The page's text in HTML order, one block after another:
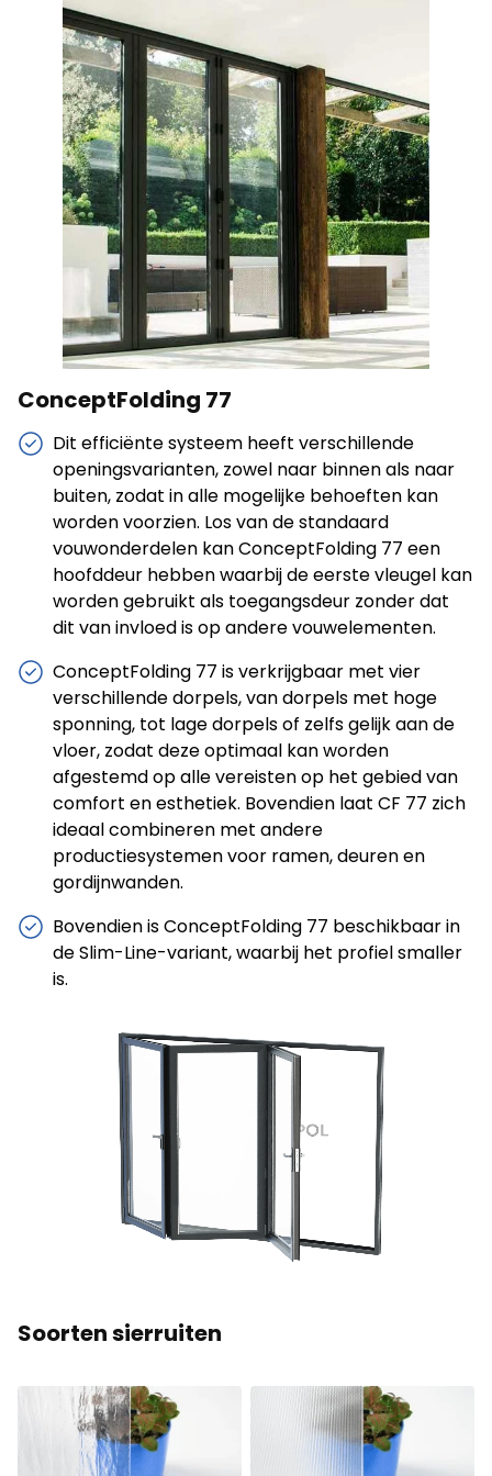
Statistieken
Statistische cookies helpen website-eigenaren te
begrijpen hoe verschillende gebruikers zich op de site
gedragen door anonieme informatie te verzamelen en
te rapporteren.
Alles weigeren
Mijn voorkeuren opslaan
Alles accepteren
ConceptFolding 77
Dit efficiënte systeem heeft verschillende
openingsvarianten, zowel naar binnen als naar
buiten, zodat in alle mogelijke behoeften kan
worden voorzien. Los van de standaard
vouwonderdelen kan ConceptFolding 77 een
hoofddeur hebben waarbij de eerste vleugel kan
worden gebruikt als toegangsdeur zonder dat
dit van invloed is op andere vouwelementen.
ConceptFolding 77 is verkrijgbaar met vier
verschillende dorpels, van dorpels met hoge
sponning, tot lage dorpels of zelfs gelijk aan de
vloer, zodat deze optimaal kan worden
afgestemd op alle vereisten op het gebied van
comfort en esthetiek. Bovendien laat CF 77 zich
ideaal combineren met andere
productiesystemen voor ramen, deuren en
gordijnwanden.
Bovendien is ConceptFolding 77 beschikbaar in
de Slim-Line-variant, waarbij het profiel smaller
is.
Soorten sierruiten